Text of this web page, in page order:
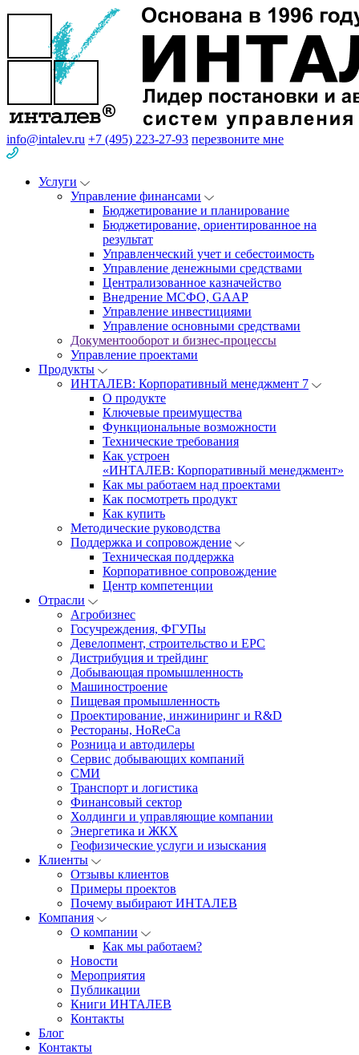
info@intalev.ru +7 (495) 223-27-93 перезвоните мне
Услуги
Управление финансами
Бюджетирование и планирование
Бюджетирование, ориентированное на
результат
Управленческий учет и себестоимость
Управление денежными средствами
Централизованное казначейство
Внедрение МСФО, GAAP
Управление инвестициями
Управление основными средствами
Документооборот и бизнес-процессы
Управление проектами
Продукты
ИНТАЛЕВ: Корпоративный менеджмент 7
О продукте
Ключевые преимущества
Функциональные возможности
Технические требования
Как устроен
«ИНТАЛЕВ: Корпоративный менеджмент»
Как мы работаем над проектами
Как посмотреть продукт
Как купить
Методические руководства
Поддержка и сопровождение
Техническая поддержка
Корпоративное сопровождение
Центр компетенции
Отрасли
Агробизнес
Госучреждения, ФГУПы
Девелопмент, строительство и EPC
Дистрибуция и трейдинг
Добывающая промышленность
Машиностроение
Пищевая промышленность
Проектирование, инжиниринг и R&D
Рестораны, HoReCa
Розница и автодилеры
Сервис добывающих компаний
СМИ
Транспорт и логистика
Финансовый сектор
Холдинги и управляющие компании
Энергетика и ЖКХ
Геофизические услуги и изыскания
Клиенты
Отзывы клиентов
Примеры проектов
Почему выбирают ИНТАЛЕВ
Компания
О компании
Как мы работаем?
Новости
Мероприятия
Публикации
Книги ИНТАЛЕВ
Контакты
Блог
Контакты